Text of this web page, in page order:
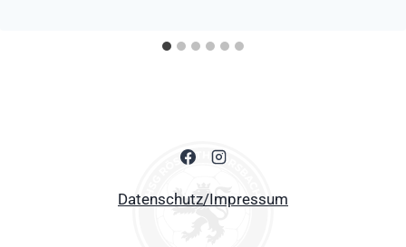
Datenschutz/Impressum